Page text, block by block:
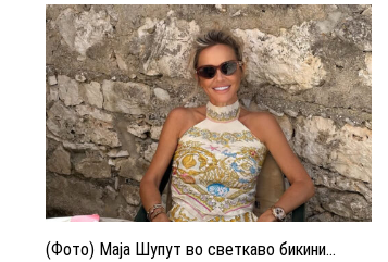
(Фото) Маја Шупут во светкаво бикини...